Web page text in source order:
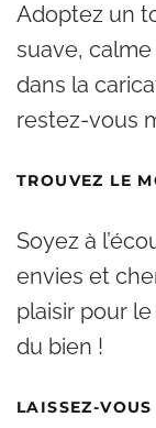
Adoptez un
suave,
dans la
restez-vous
TROUVEZ LE
Soyez à
envies et
plaisir pour
du bien !
LAISSEZ-